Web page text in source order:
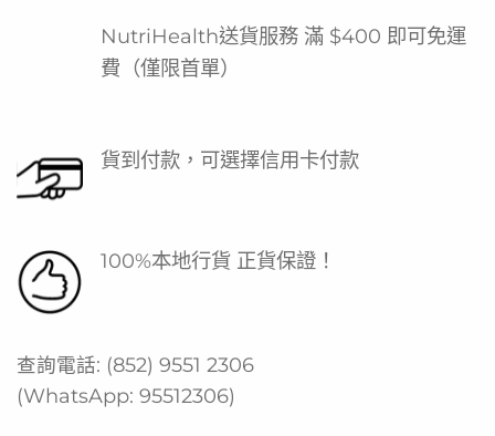
NutriHealth送貨服務 滿 $400 即可免運
費（僅限首單）
貨到付款，可選擇信用卡付款
100%本地行貨 正貨保證！
查詢電話: (852) 9551 2306
(WhatsApp: 95512306)